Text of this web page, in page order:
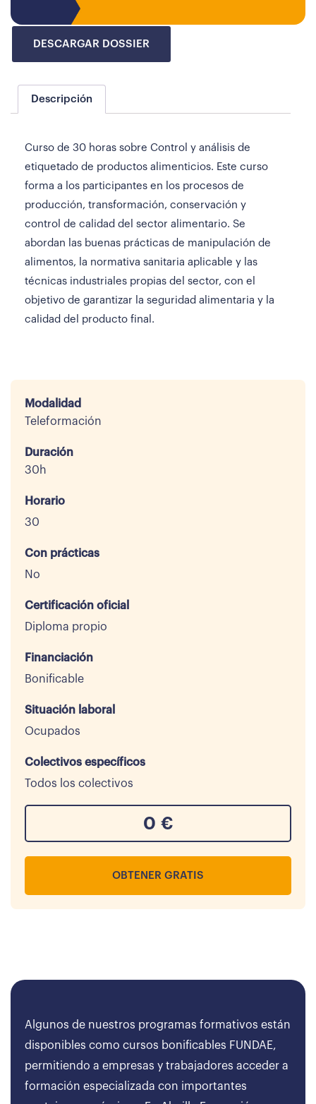
DESCARGAR DOSSIER
Descripción
Curso de 30 horas sobre Control y análisis de
etiquetado de productos alimenticios. Este curso
forma a los participantes en los procesos de
producción, transformación, conservación y
control de calidad del sector alimentario. Se
abordan las buenas prácticas de manipulación de
alimentos, la normativa sanitaria aplicable y las
técnicas industriales propias del sector, con el
objetivo de garantizar la seguridad alimentaria y la
calidad del producto final.
Modalidad
Teleformación
Duración
30h
Horario
30
Con prácticas
No
Certificación oficial
Diploma propio
Financiación
Bonificable
Situación laboral
Ocupados
Colectivos específicos
Todos los colectivos
0 €
OBTENER GRATIS
Algunos de nuestros programas formativos están
disponibles como cursos bonificables FUNDAE,
permitiendo a empresas y trabajadores acceder a
formación especializada con importantes